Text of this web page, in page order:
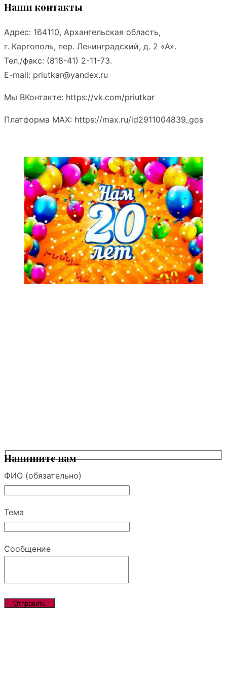
Наши контакты
Адрес: 164110, Архангельская область,
г. Каргополь, пер. Ленинградский, д. 2 «А».
Тел./факс: (818-41) 2-11-73.
E-mail: priutkar@yandex.ru
Мы ВКонтакте: https://vk.com/priutkar
Платформа MAX: https://max.ru/id2911004839_gos
Напишите нам
ФИО (обязательно)
Тема
Сообщение